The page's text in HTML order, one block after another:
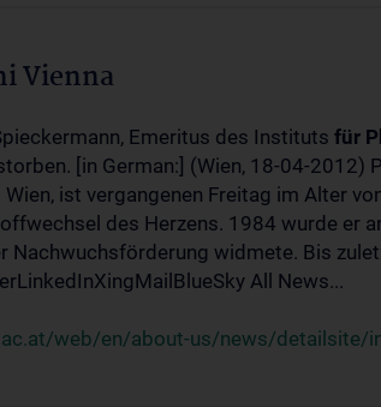
Vienna
Emeritus des Instituts für
[in German:] (Wien, 18-04-2012)
ist vergangenen Freitag im Alter
des Herzens. 1984 wurde er
Nachwuchsförderung widmete. Bis
All News...
web/en/about-us/news/detailsite/